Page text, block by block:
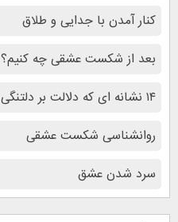
کنار آمدن با جدایی و طلاق
بعد از شکست عشقی چه کنیم؟
۱۴ نشانه ای که دلالت بر دلتنگی مردان مغرور دارد
روانشناسی شکست عشقی
سرد شدن عشق